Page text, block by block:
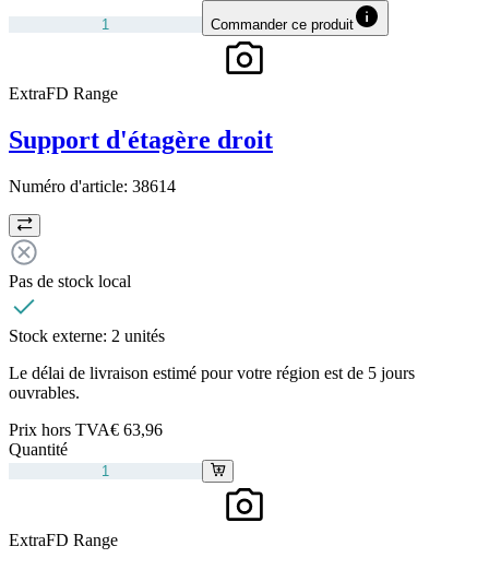
Commander ce produit
ExtraFD Range
Support d'étagère droit
Numéro d'article: 38614
Pas de stock local
Stock externe: 2 unités
Le délai de livraison estimé pour votre région est de 5 jours
ouvrables.
Prix hors TVA€ 63,96
Quantité
ExtraFD Range